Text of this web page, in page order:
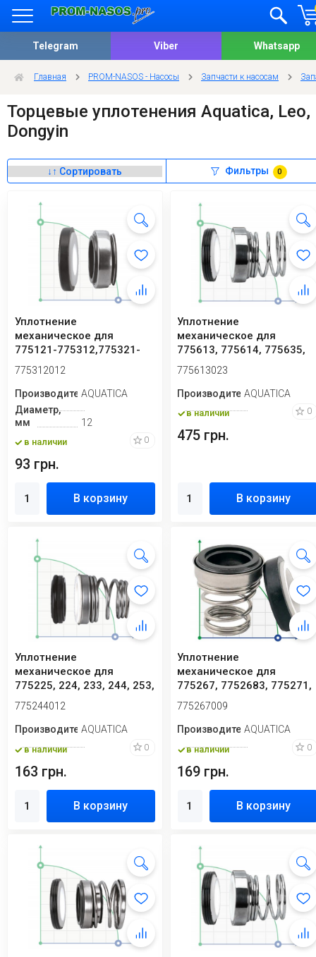
Telegram Viber Whatsapp
Главная PROM-NASOS - Насосы Запчасти к насосам
Торцевые уплотенения Aquatica, Leo,
Dongyin
Фильтры 0
Уплотнение
механическое для
775121-775312,775321-
775322,773111-773223
Aquati...
775312012
ПроизводительAQUATICA
Диаметр,
мм
12
в наличии 0
93 грн.
В корзину
Уплотнение
механическое для
775613, 775614, 775635,
775636, 775637 Aquatica
7...
775613023
ПроизводительAQUATICA
в наличии 0
475 грн.
В корзину
Уплотнение
механическое для
775225, 224, 233, 244, 253,
254, 255, 264, 371, 3...
775244012
ПроизводительAQUATICA
в наличии 0
163 грн.
В корзину
Уплотнение
механическое для
775267, 7752683, 775271,
7752713, 775297,
7752983...
775267009
ПроизводительAQUATICA
в наличии 0
169 грн.
В корзину